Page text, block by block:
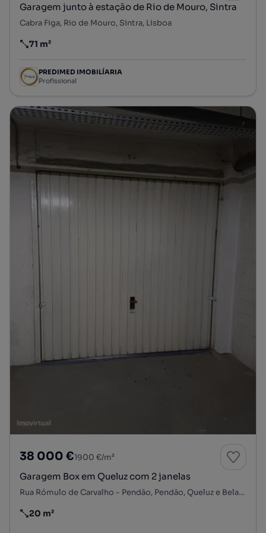
Garagem junto à estação de Rio de Mouro, Sintra
Cabra Figa, Rio de Mouro, Sintra, Lisboa
Preço por metro quadrado
71 m²
PREDIMED IMOBILÍARIA
Profissional
38 000 €1900 €/m²
Garagem Box em Queluz com 2 janelas
Rua Rómulo de Carvalho - Pendão, Pendão, Queluz e Belas, Sintra, Lisboa
Preço por metro quadrado
20 m²